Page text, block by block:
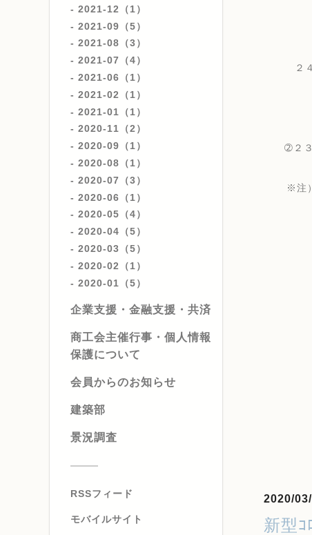
2021-12（1）
2021-09（5）
2021-08（3）
2021-07（4）
2021-06（1）
2021-02（1）
2021-01（1）
2020-11（2）
2020-09（1）
2020-08（1）
2020-07（3）
2020-06（1）
2020-05（4）
2020-04（5）
2020-03（5）
2020-02（1）
2020-01（5）
企業支援・金融支援・共済
商工会主催行事・個人情報
保護について
会員からのお知らせ
建築部
景況調査
RSSフィード
モバイルサイト
２４日
➁２３日
※注
金融
2020/
新型